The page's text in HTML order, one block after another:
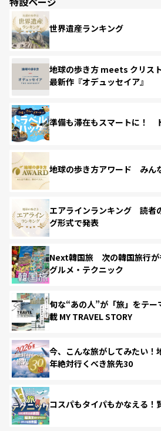
世界遺産ランキング
地球の歩き方 meets クリス
最新作『オデュッセイア』
準備も滞在もスマートに！
地球の歩き方アワード みん
エアラインランキング 読者
グ形式で発表
Next韓国旅 次の韓国旅行が
グルメ・テクニック
旬な“あの人”が「旅」をテ
載 MY TRAVEL STORY
今、こんな旅がしてみたい！
年絶対行くべき旅先30
コスパもタイパもかなえる！